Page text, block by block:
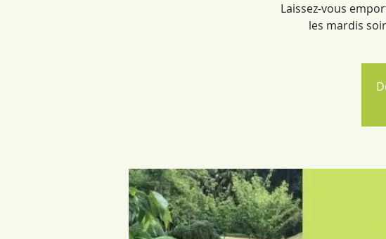
Laissez-vous
les mardis